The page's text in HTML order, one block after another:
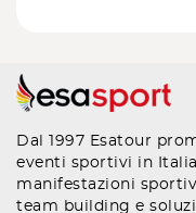
Dal 1997 Esatour
eventi sportivi in
manifestazioni
team building e